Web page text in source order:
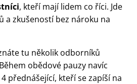
, kteří mají lidem co říci. Jde
a zkušeností bez nároku na
tu několik odborníků
obědové pauzy navíc
přednášející, kteří se zapíší na